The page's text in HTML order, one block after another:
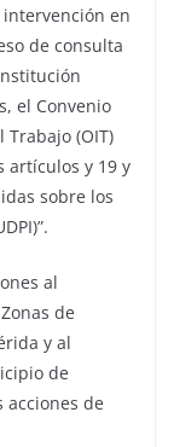
en
de consulta
el Convenio
(OIT)
artículos y 19 y
sobre los
al
de
y al
de
de